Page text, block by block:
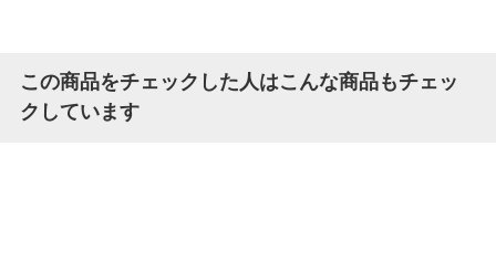
この商品をチェックした人はこんな商品もチェッ
クしています